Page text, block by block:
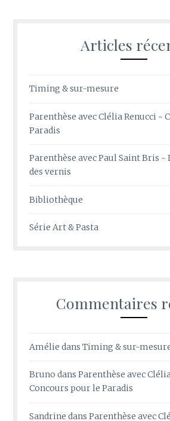
Articles
Timing & sur-mesure
Parenthèse avec Clélia Renucci ~
Paradis
Parenthèse avec Paul Saint Bris ~
des vernis
Bibliothèque
Série Art & Pasta
Commentaires
Amélie dansTiming & sur-
Bruno dansParenthèse avec
Concours pour le Paradis
Sandrine dansParenthèse avec